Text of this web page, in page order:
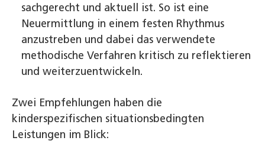
sachgerecht und aktuell ist. So ist eine
Neuermittlung in einem festen Rhythmus
anzustreben und dabei das verwendete
methodische Verfahren kritisch zu reflektieren
und weiterzuentwickeln.
Zwei Empfehlungen haben die
kinderspezifischen situationsbedingten
Leistungen im Blick: